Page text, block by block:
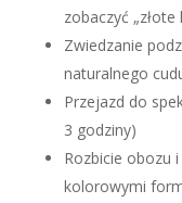
zobaczyć
Zwiedzanie
naturalnego
Przejazd do
3 godziny)
Rozbicie obozu
kolorowymi